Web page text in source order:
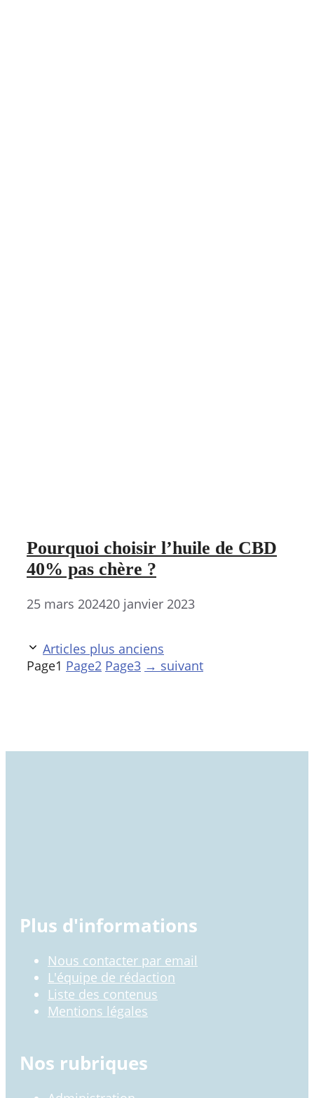
Pourquoi choisir l’huile de CBD
40% pas chère ?
25 mars 202420 janvier 2023
Articles plus anciens
Page1 Page2 Page3 → suivant
Plus d'informations
Nous contacter par email
L'équipe de rédaction
Liste des contenus
Mentions légales
Nos rubriques